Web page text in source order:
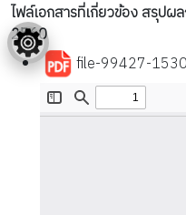
ไฟล์เอกสารที่เกี่ยวข้อง สรุป
2560
file-99427-